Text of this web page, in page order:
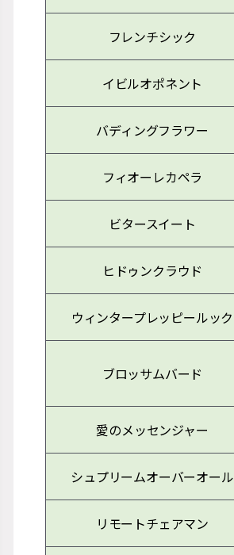
フレンチシック
イビルオポネント
バディングフラワー
フィオーレカペラ
ビタースイート
ヒドゥンクラウド
ウィンタープレッピールック
ブロッサムバード
愛のメッセンジャー
シュプリームオーバーオール
リモートチェアマン